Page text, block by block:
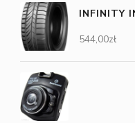
INFINITY
544,00zł